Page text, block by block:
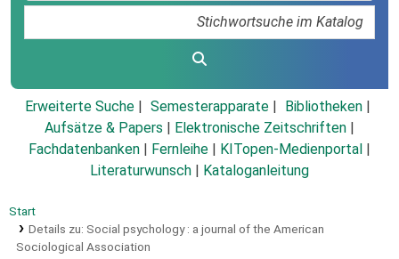
Erweiterte Suche Semesterapparate
Bibliotheken
Aufsätze & Papers
Elektronische Zeitschriften
Fachdatenbanken
Fernleihe KITopen-Medienportal
Literaturwunsch
Kataloganleitung
Start
Details zu: Social psychology : a journal of the American
Sociological Association